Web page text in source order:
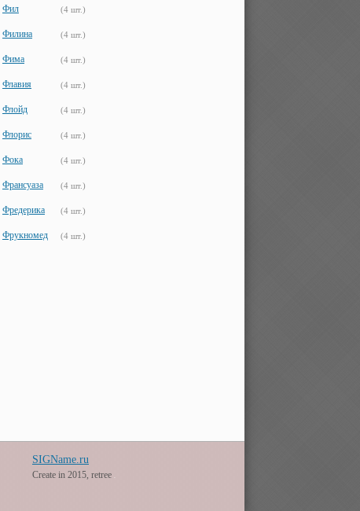
Фил (4 шт.)
Филина (4 шт.)
Фима (4 шт.)
Флавия (4 шт.)
Флойд (4 шт.)
Флорис (4 шт.)
Фока (4 шт.)
Франсуаза (4 шт.)
Фредерика (4 шт.)
Фрукномед (4 шт.)
SIGName.ru
Create in 2015, retree